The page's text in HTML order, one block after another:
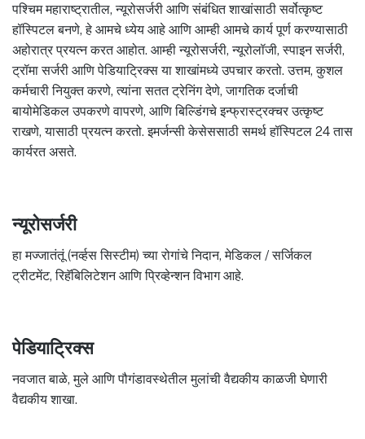
पश्चिम महाराष्ट्रातील, न्यूरोसर्जरी आणि संबंधित शाखांसाठी सर्वोत्कृष्ट
हॉस्पिटल बनणे, हे आमचे ध्येय आहे आणि आम्ही आमचे कार्य पूर्ण करण्यासाठी
अहोरात्र प्रयत्न करत आहोत. आम्ही न्यूरोसर्जरी, न्यूरोलॉजी, स्पाइन सर्जरी,
ट्रॉमा सर्जरी आणि पेडियाट्रिक्स या शाखांमध्ये उपचार करतो. उत्तम, कुशल
कर्मचारी नियुक्त करणे, त्यांना सतत ट्रेनिंग देणे, जागतिक दर्जाची
बायोमेडिकल उपकरणे वापरणे, आणि बिल्डिंगचे इन्फ्रास्ट्रक्चर उत्कृष्ट
राखणे, यासाठी प्रयत्न करतो. इमर्जन्सी केसेससाठी समर्थ हॉस्पिटल 24 तास
कार्यरत असते.
न्यूरोसर्जरी
हा मज्जातंतूं (नर्व्हस सिस्टीम) च्या रोगांचे निदान, मेडिकल / सर्जिकल
ट्रीटमेंट, रिहॅबिलिटेशन आणि प्रिव्हेन्शन विभाग आहे.
पेडियाट्रिक्स
नवजात बाळे, मुले आणि पौगंडावस्थेतील मुलांची वैद्यकीय काळजी घेणारी
वैद्यकीय शाखा.